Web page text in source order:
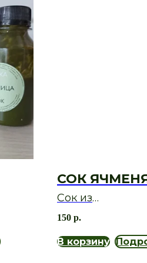
СОК
Сок из
150 р.
В корзину